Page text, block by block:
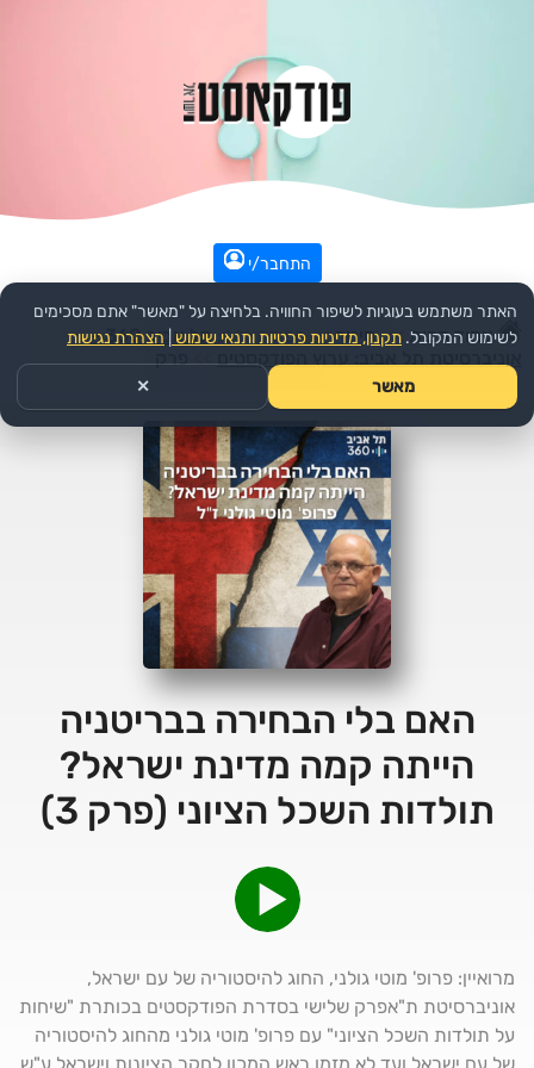
התחבר/י
עמוד הבית >> חינוך >> הפודקאסט:
תל אביב 360 –
אוניברסיטת תל אביב: ערוץ הפודקסטים >>פרק
האם בלי הבחירה בבריטניה
הייתה קמה מדינת ישראל?
תולדות השכל הציוני (פרק 3)
מרואיין: פרופ' מוטי גולני, החוג להיסטוריה של עם ישראל,
אוניברסיטת ת"אפרק שלישי בסדרת הפודקסטים בכותרת "שיחות
על תולדות השכל הציוני" עם פרופ' מוטי גולני מהחוג להיסטוריה
האתר משתמש בעוגיות לשיפור החוויה. בלחיצה על "מאשר" אתם מסכימים
לשימוש המקובל. תקנון, מדיניות פרטיות ותנאי שימוש הצהרת נגישות
מאשר ✕